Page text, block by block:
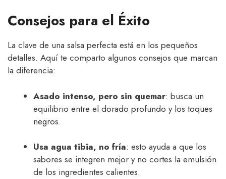
Consejos para el Éxito
La clave de una salsa perfecta está en los pequeños
detalles. Aquí te comparto algunos consejos que marcan
la diferencia:
Asado intenso, pero sin quemar: busca un
equilibrio entre el dorado profundo y los toques
negros.
Usa agua tibia, no fría: esto ayuda a que los
sabores se integren mejor y no cortes la emulsión
de los ingredientes calientes.